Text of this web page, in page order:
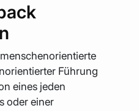
Führung
eines jeden
oder einer